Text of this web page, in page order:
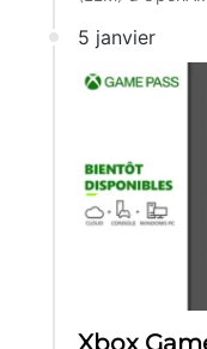
5 janvier